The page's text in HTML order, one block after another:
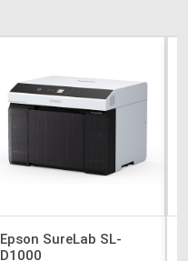
Epson SureLab SL-
D1000